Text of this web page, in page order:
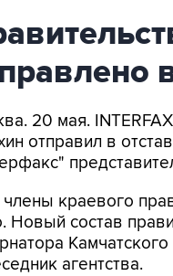
20 мая.
отправил в
краевого
Новый состав
агентства.